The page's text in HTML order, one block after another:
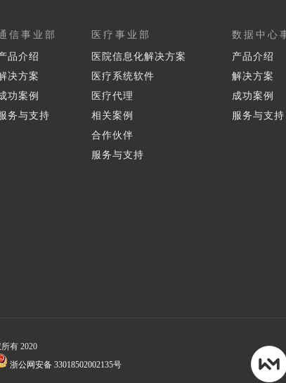
信事业部
品介绍
决方案
功案例
务与支持
医疗事业部
医院信息化解决方案
医疗系统软件
医疗代理
相关案例
合作伙伴
服务与支持
数据中心
产品介绍
解决方案
成功案例
服务与支持
有 2020
浙公网安备 33018502002135号